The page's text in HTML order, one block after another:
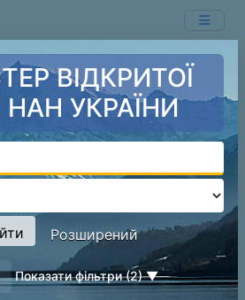
ВІДКРИТОЇ
УКРАЇНИ
Розширений
Показати фільтри (2)